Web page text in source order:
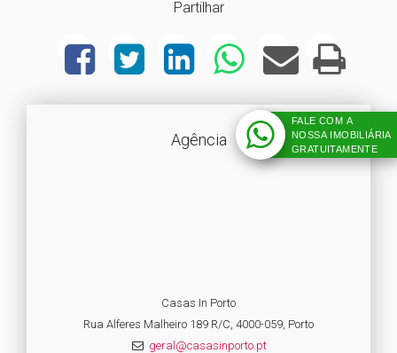
Partilhar
Agência
Casas In Porto
Rua Alferes Malheiro 189 R/C, 4000-059, Porto
geral@casasinporto.pt
FALE COM A
NOSSA IMOBILIÁRIA
GRATUITAMENTE